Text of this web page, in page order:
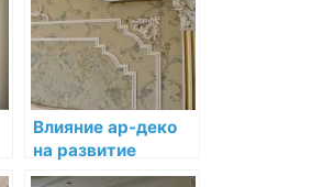
Влияние ар-деко
на развитие
декоративной